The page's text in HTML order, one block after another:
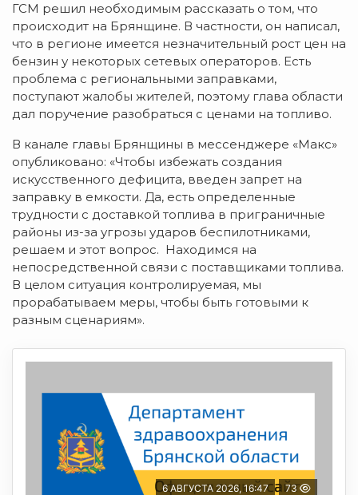
ГСМ решил необходимым рассказать о том, что
происходит на Брянщине. В частности, он написал,
что в регионе имеется незначительный рост цен на
бензин у некоторых сетевых операторов. Есть
проблема с региональными заправками,
поступают жалобы жителей, поэтому глава области
дал поручение разобраться с ценами на топливо.
В канале главы Брянщины в мессенджере «Макс»
опубликовано: «Чтобы избежать создания
искусственного дефицита, введен запрет на
заправку в емкости. Да, есть определенные
трудности с доставкой топлива в приграничные
районы из-за угрозы ударов беспилотниками,
решаем и этот вопрос. Находимся на
непосредственной связи с поставщиками топлива.
В целом ситуация контролируемая, мы
прорабатываем меры, чтобы быть готовыми к
разным сценариям».
6 АВГУСТА 2026, 16:47 73